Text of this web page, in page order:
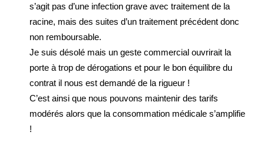
s’agit pas d’une infection grave avec traitement de la
racine, mais des suites d’un traitement précédent donc
non remboursable.
Je suis désolé mais un geste commercial ouvrirait la
porte à trop de dérogations et pour le bon équilibre du
contrat il nous est demandé de la rigueur !
C’est ainsi que nous pouvons maintenir des tarifs
modérés alors que la consommation médicale s’amplifie
!